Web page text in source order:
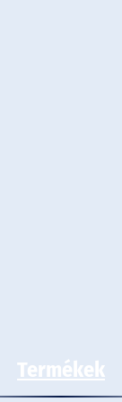
Termékek